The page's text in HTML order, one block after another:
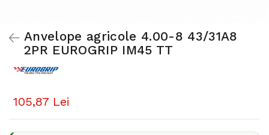
Anvelope agricole 4.00-8 43/31A8
2PR EUROGRIP IM45 TT
105,87 Lei